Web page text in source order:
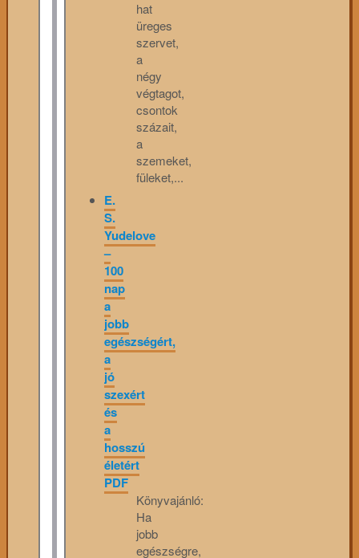
hat
üreges
szervet,
a
négy
végtagot,
csontok
százait,
a
szemeket,
füleket,...
E.
S.
Yudelove
–
100
nap
a
jobb
egészségért,
a
jó
szexért
és
a
hosszú
életért
PDF
Könyvajánló:
Ha
jobb
egészségre,